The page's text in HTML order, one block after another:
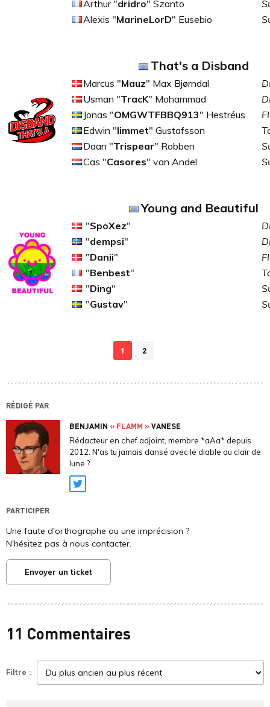
Arthur "dridro" Szanto
Alexis "MarineLorD" Eusebio
That's a Disband
Marcus "Mauz" Max Bjørndal
Usman "TracK" Mohammad
Jonas "OMGWTFBBQ913" Hestréus
Edwin "limmet" Gustafsson
Daan "Trispear" Robben
Cas "Casores" van Andel
Young and Beautiful
"SpoXez"
"dempsi"
"Danii"
"Benbest"
"Ding"
"Gustav"
1 2
RÉDIGÉ PAR
BENJAMIN « FLAMM »VANESE
Rédacteur en chef adjoint, membre *aAa* depuis
2012. N'as tu jamais dansé avec le diable au clair de
lune ?
Twitter
PARTICIPER
Une faute d'orthographe ou une imprécision ?
N'hésitez pas à nous contacter.
Envoyer un ticket
11 Commentaires
Filtre :